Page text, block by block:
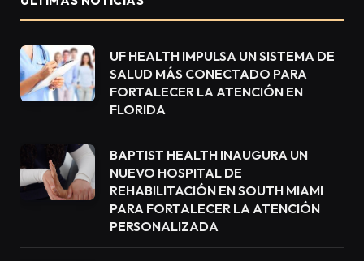
UF HEALTH IMPULSA UN SISTEMA DE
SALUD MÁS CONECTADO PARA
FORTALECER LA ATENCIÓN EN
FLORIDA
BAPTIST HEALTH INAUGURA UN
NUEVO HOSPITAL DE
REHABILITACIÓN EN SOUTH MIAMI
PARA FORTALECER LA ATENCIÓN
PERSONALIZADA